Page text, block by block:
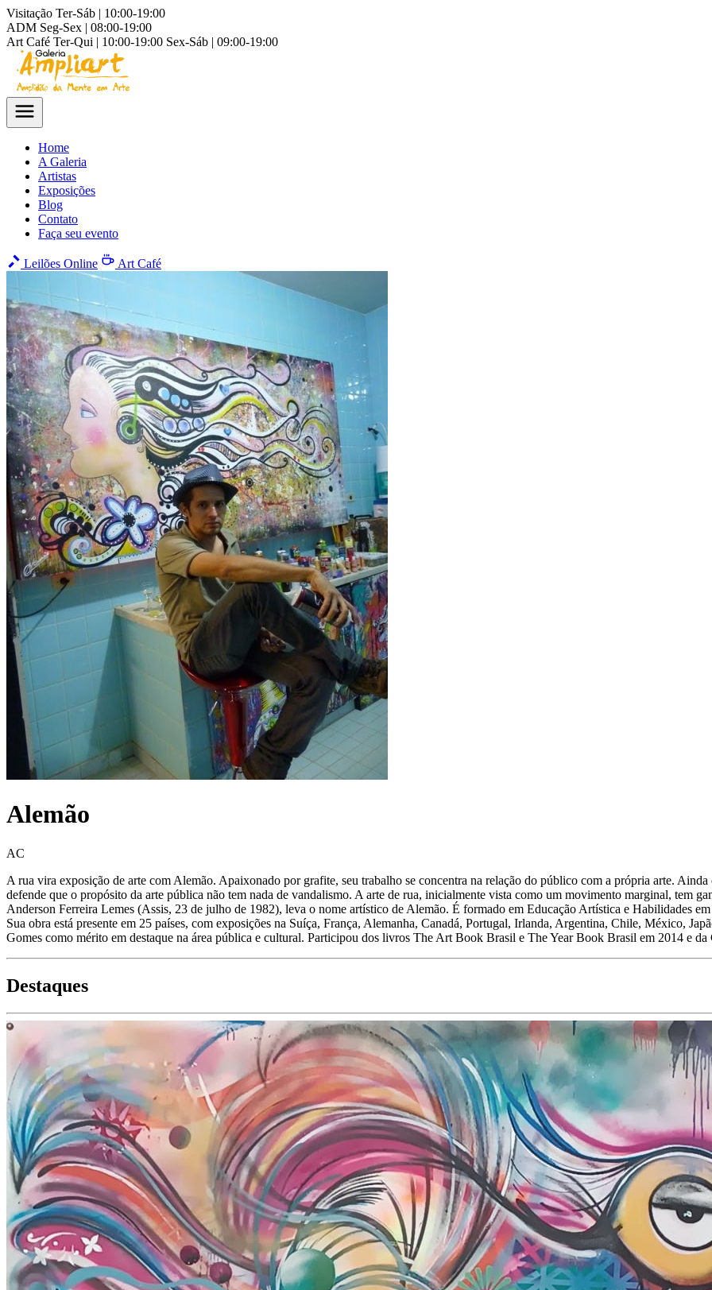
Visitação Ter-Sáb | 10:00-19:00
ADM Seg-Sex | 08:00-19:00
Art Café Ter-Qui | 10:00-19:00 Sex-Sáb | 09:00-19:00
Home
A Galeria
Artistas
Exposições
Blog
Contato
Faça seu evento
Leilões Online Art Café
Alemão
AC
A rua vira exposição de arte com Alemão. Apaixonado por grafite, seu trabalho se concentra na relação do público com a própria arte.
defende que o propósito da arte pública não tem nada de vandalismo. A arte de rua, inicialmente vista como um movimento marginal, tem
Anderson Ferreira Lemes (Assis, 23 de julho de 1982), leva o nome artístico de Alemão. É formado em Educação Artística e Habilidades
Sua obra está presente em 25 países, com exposições na Suíça, França, Alemanha, Canadá, Portugal, Irlanda, Argentina, Chile, México,
Gomes como mérito em destaque na área pública e cultural. Participou dos livros The Art Book Brasil e The Year Book Brasil em 2014 e
Destaques